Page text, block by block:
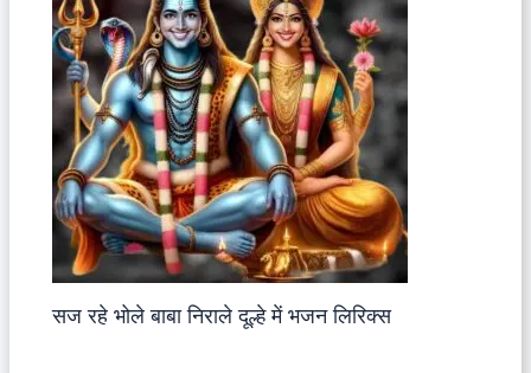
सज रहे भोले बाबा निराले दूल्हे में भजन लिरिक्स